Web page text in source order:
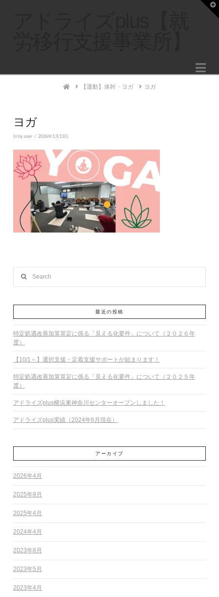
Home【運動】体幹・ヨガ ヨガ
ヨガ
In by user 2026年1月13日
最近の投稿
特定処遇改善加算算定に係る「見える化要件」について（２０２６年
度）
【10/1～】選択支援・定着支援サポートが始まります！
特定処遇改善加算算定に係る「見える化要件」について（２０２５年
度）
アドライズplus横浜東神奈川センターオープンしました！
アドライズplus実績（2024年6月現在）
アーカイブ
2026年4月
2025年9月
2025年4月
2024年4月
2023年8月
2023年5月
2023年4月